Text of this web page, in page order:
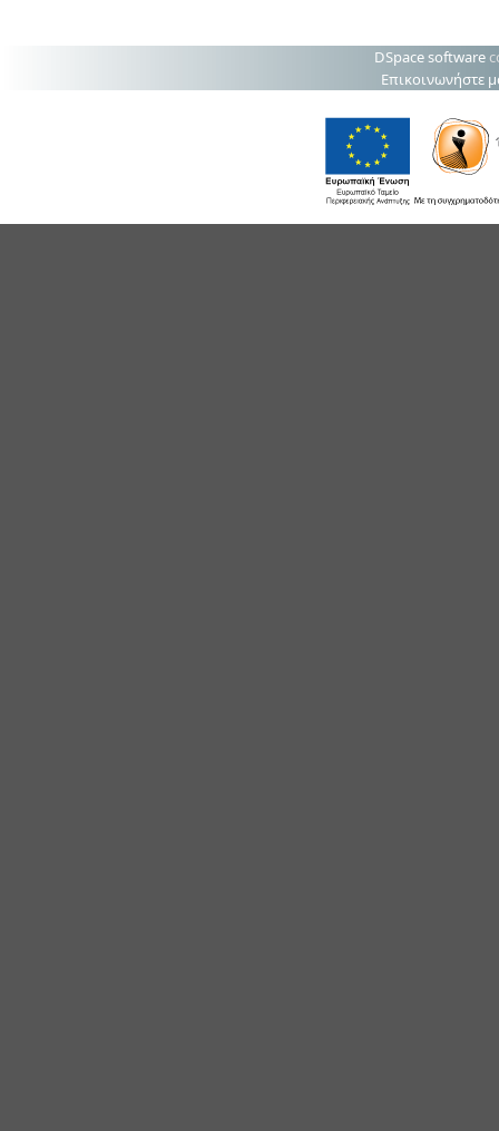
DSpace software
Επικοινωνήστε